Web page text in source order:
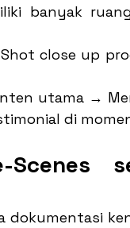
banyak
close up
utama →
di
Scenes
dokumentasi